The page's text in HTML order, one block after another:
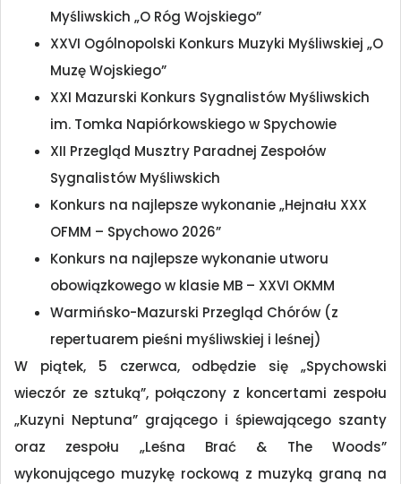
Myśliwskich „O Róg Wojskiego”
XXVI Ogólnopolski Konkurs Muzyki Myśliwskiej „O
Muzę Wojskiego”
XXI Mazurski Konkurs Sygnalistów Myśliwskich
im. Tomka Napiórkowskiego w Spychowie
XII Przegląd Musztry Paradnej Zespołów
Sygnalistów Myśliwskich
Konkurs na najlepsze wykonanie „Hejnału XXX
OFMM – Spychowo 2026”
Konkurs na najlepsze wykonanie utworu
obowiązkowego w klasie MB – XXVI OKMM
Warmińsko-Mazurski Przegląd Chórów (z
repertuarem pieśni myśliwskiej i leśnej)
W piątek, 5 czerwca, odbędzie się „Spychowski
wieczór ze sztuką”, połączony z koncertami zespołu
„Kuzyni Neptuna” grającego i śpiewającego szanty
oraz zespołu „Leśna Brać & The Woods”
wykonującego muzykę rockową z muzyką graną na